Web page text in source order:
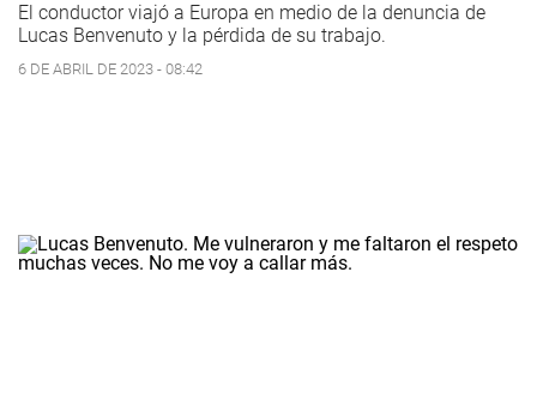
El conductor viajó a Europa en medio de la denuncia de
Lucas Benvenuto y la pérdida de su trabajo.
6 DE ABRIL DE 2023 - 08:42